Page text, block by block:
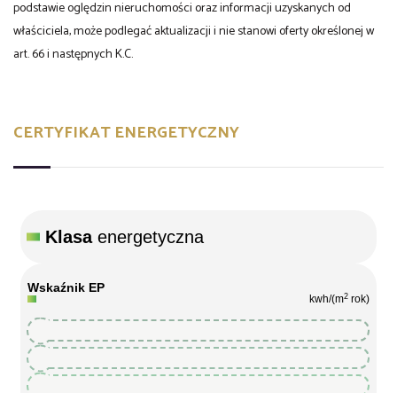
podstawie oględzin nieruchomości oraz informacji uzyskanych od
właściciela, może podlegać aktualizacji i nie stanowi oferty określonej w
art. 66 i następnych K.C.
CERTYFIKAT ENERGETYCZNY
Klasaenergetyczna
Wskaźnik EP
kwh/(m2 rok)